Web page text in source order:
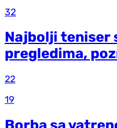
32
Najbolji teniser
pregledima,
22
19